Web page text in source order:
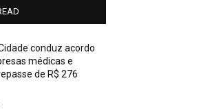
conduz acordo
médicas e
de R$ 276